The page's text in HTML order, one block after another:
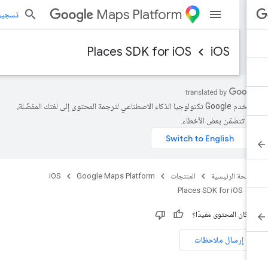
Maps Platform تسجيل
iOS
Places SDK for iOS
تستخدم Google تكنولوجيا الذكاء الاصطناعي لترجمة المحتوى إلى لغتك المفضّلة،
تتضمّن بعض الأخطاء.
الرئيسية المنتجات Google Maps Platform
iOS
Places SDK for iOS
كان المحتوى مفيدًا؟
إرسال ملاحظات